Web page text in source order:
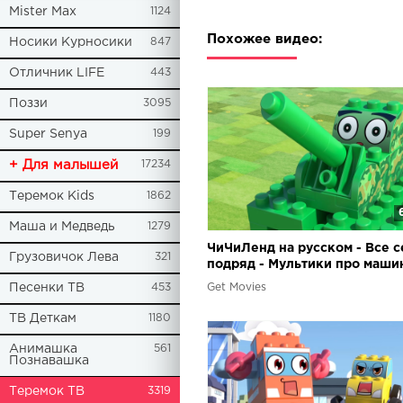
Mister Max 1124
Носики Курносики 847
Отличник LIFE 443
Поззи 3095
Super Senya 199
+ Для малышей 17234
Теремок Kids 1862
Маша и Медведь 1279
Грузовичок Лева 321
Песенки ТВ 453
ТВ Деткам 1180
Анимашка
Познавашка
561
Теремок ТВ 3319
Похожее видео:
ЧиЧиЛенд на русском - Все
подряд - Мультики про
трансформеры из
Get Movies